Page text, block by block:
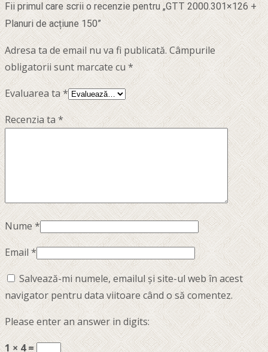
Fii primul care scrii o recenzie pentru „GTT 2000.301×126 +
Planuri de acțiune 150”
Adresa ta de email nu va fi publicată. Câmpurile
obligatorii sunt marcate cu *
Evaluarea ta*
Recenzia ta*
Nume*
Email *
Salvează-mi numele, emailul și site-ul web în acest
navigator pentru data viitoare când o să comentez.
Please enter an answer in digits:
1 × 4 =